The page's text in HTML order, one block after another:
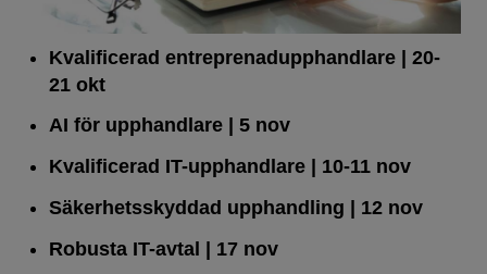
Kvalificerad entreprenad­upphandlare | 20-
21 okt
AI för upphandlare| 5 nov
Kvalificerad IT-upphandlare| 10-11 nov
Säkerhetsskyddad upphandling | 12 nov
Robusta IT-avtal | 17 nov